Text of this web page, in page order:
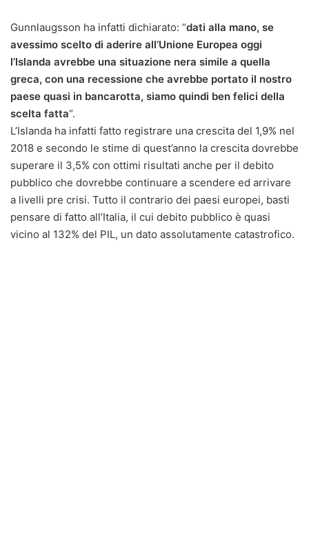
Gunnlaugsson ha infatti dichiarato: “dati alla mano, se
avessimo scelto di aderire all’Unione Europea oggi
l’Islanda avrebbe una situazione nera simile a quella
greca, con una recessione che avrebbe portato il nostro
paese quasi in bancarotta, siamo quindi ben felici della
scelta fatta“.
L’Islanda ha infatti fatto registrare una crescita del 1,9% nel
2018 e secondo le stime di quest’anno la crescita dovrebbe
superare il 3,5% con ottimi risultati anche per il debito
pubblico che dovrebbe continuare a scendere ed arrivare
a livelli pre crisi. Tutto il contrario dei paesi europei, basti
pensare di fatto all’Italia, il cui debito pubblico è quasi
vicino al 132% del PIL, un dato assolutamente catastrofico.